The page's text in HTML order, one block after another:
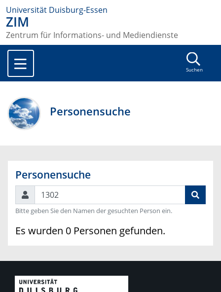
Universität Duisburg-Essen
ZIM
Zentrum für Informations- und Mediendienste
Suchen
Personensuche
Personensuche
Suchen
Bitte geben Sie den Namen der gesuchten Person ein.
Es wurden 0 Personen gefunden.